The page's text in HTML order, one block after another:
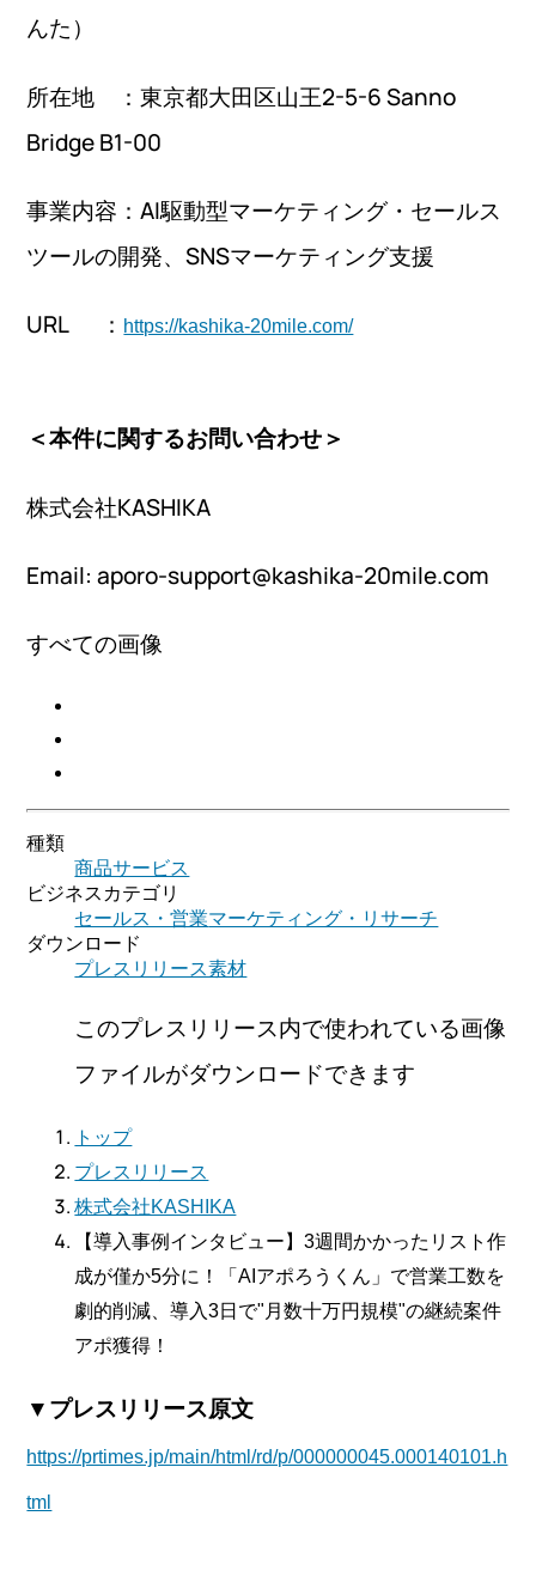
んた）
所在地 ：東京都大田区山王2-5-6 Sanno
Bridge B1-00
事業内容：AI駆動型マーケティング・セールス
ツールの開発、SNSマーケティング支援
URL ： https://kashika-20mile.com/
＜本件に関するお問い合わせ＞
株式会社KASHIKA
Email: aporo-support@kashika-20mile.com
すべての画像
種類
商品サービス
ビジネスカテゴリ
セールス・営業マーケティング・リサーチ
ダウンロード
プレスリリース素材
このプレスリリース内で使われている画像
ファイルがダウンロードできます
トップ
プレスリリース
株式会社KASHIKA
【導入事例インタビュー】3週間かかったリスト作
成が僅か5分に！「AIアポろうくん」で営業工数を
劇的削減、導入3日で"月数十万円規模"の継続案件
アポ獲得！
▼プレスリリース原文
https://prtimes.jp/main/html/rd/p/000000045.000140101.h
tml